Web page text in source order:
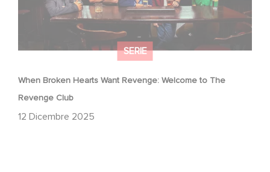
SERIE
When Broken Hearts Want Revenge: Welcome to The
Revenge Club
12 Dicembre 2025